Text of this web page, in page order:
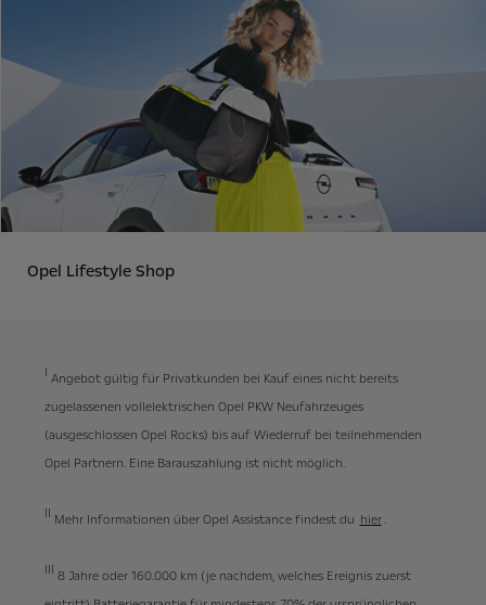
Opel Lifestyle Shop
I Angebot gültig für Privatkunden bei Kauf eines nicht bereits
zugelassenen vollelektrischen Opel PKW Neufahrzeuges
(ausgeschlossen Opel Rocks) bis auf Wiederruf bei teilnehmenden
Opel Partnern. Eine Barauszahlung ist nicht möglich.
II Mehr Informationen über Opel Assistance findest du hier.
III 8 Jahre oder 160.000 km (je nachdem, welches Ereignis zuerst